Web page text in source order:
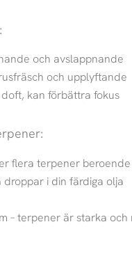
och avslappnande
och upplyftande
kan förbättra fokus
flera terpener
droppar i din färdiga olja
– terpener är starka